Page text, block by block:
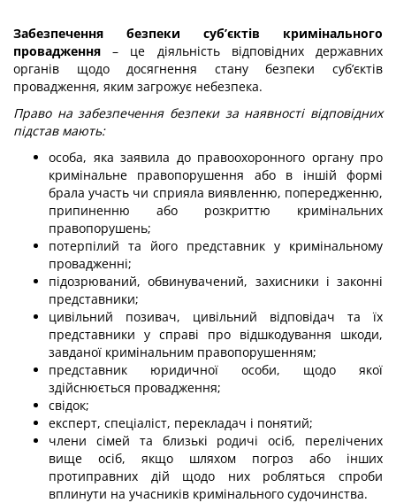
Забезпечення безпеки суб’єктів кримінального
провадження – це діяльність відповідних державних
органів щодо досягнення стану безпеки суб’єктів
провадження, яким загрожує небезпека.
Право на забезпечення безпеки за наявності відповідних
підстав мають:
особа, яка заявила до правоохоронного органу про
кримінальне правопорушення або в іншій формі
брала участь чи сприяла виявленню, попередженню,
припиненню або розкриттю кримінальних
правопорушень;
потерпілий та його представник у кримінальному
провадженні;
підозрюваний, обвинувачений, захисники і законні
представники;
цивільний позивач, цивільний відповідач та їх
представники у справі про відшкодування шкоди,
завданої кримінальним правопорушенням;
представник юридичної особи, щодо якої
здійснюється провадження;
свідок;
експерт, спеціаліст, перекладач і понятий;
члени сімей та близькі родичі осіб, перелічених
вище осіб, якщо шляхом погроз або інших
протиправних дій щодо них робляться спроби
вплинути на учасників кримінального судочинства.